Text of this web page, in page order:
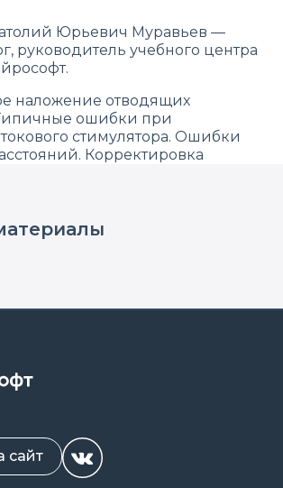
Юрьевич Муравьев —
руководитель учебного центра
наложение отводящих
ошибки при
стимулятора. Ошибки
Корректировка
сайт